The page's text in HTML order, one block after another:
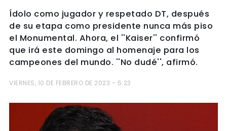
Ídolo como jugador y respetado DT, después
de su etapa como presidente nunca más piso
el Monumental. Ahora, el ''Kaiser'' confirmó
que irá este domingo al homenaje para los
campeones del mundo. ''No dudé'', afirmó.
VIERNES, 10 DE FEBRERO DE 2023 - 5:23